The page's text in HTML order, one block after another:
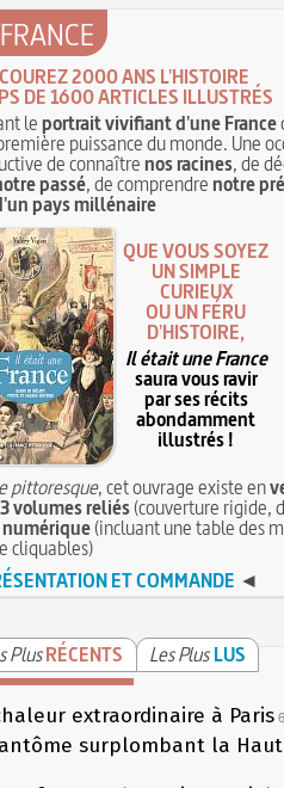
2000 ANS L'HISTOIRE
DE 1600 ARTICLES ILLUSTRÉS
leportrait vivifiant d'une France
puissance du monde. Une
de connaîtrenos racines, de
passé, de comprendrenotre
pays millénaire
QUE VOUS SOYEZ
UN SIMPLE
CURIEUX
OU UN FÉRU
D'HISTOIRE,
Il était une France
saura vous ravir
par ses récits
abondamment
illustrés !
pittoresque, cet ouvrage existe en
volumes reliés(couverture rigide,
(incluant une table des
cliquables)
ET COMMANDE ◄
PlusRÉCENTS Les Plus LUS
extraordinaire à Paris
surplombant la